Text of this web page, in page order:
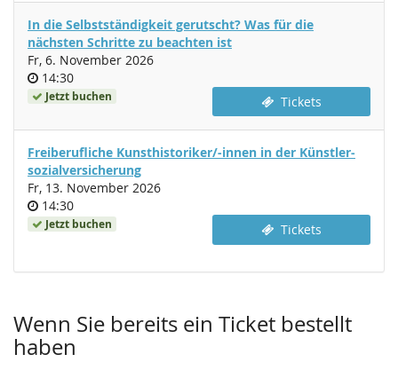
In die Selbstständigkeit gerutscht? Was für die
nächsten Schritte zu beachten ist
Fr, 6. November 2026
Uhrzeit
14:30
Jetzt buchen Tickets
Freiberufliche Kunsthistoriker/-innen in der Künst­ler­
sozial­versicherung
Fr, 13. November 2026
Uhrzeit
14:30
Jetzt buchen Tickets
Wenn Sie bereits ein Ticket bestellt
haben